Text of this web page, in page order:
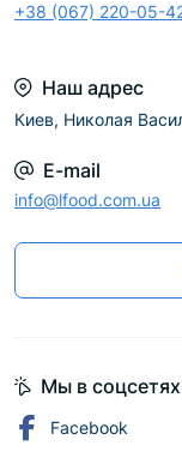
+38 (067) 220-05-
Наш адрес
Киев, Николая
E-mail
info@lfood.com.ua
Мы в соцсетях
Facebook